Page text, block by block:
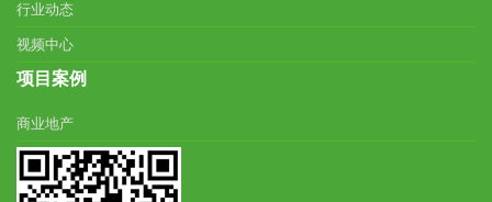
行业动态
视频中心
项目案例
商业地产